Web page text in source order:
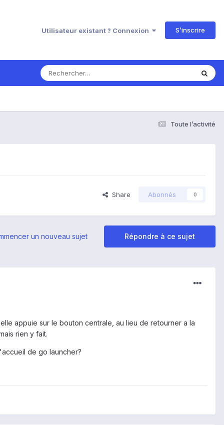
Utilisateur existant ? Connexion S’inscrire
Toute l’activité
Share Abonnés 0
Répondre à ce sujet
un nouveau sujet
appuie sur le bouton centrale, au lieu de retourner a la
rien y fait.
de go launcher?